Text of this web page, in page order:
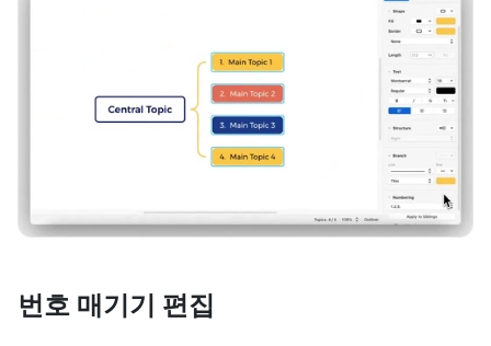
번호 매기기 편집